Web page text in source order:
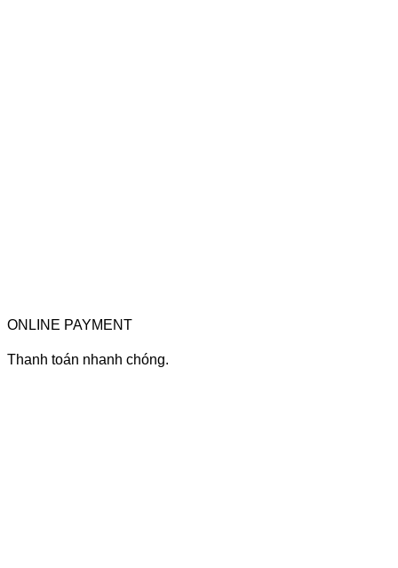
ONLINE PAYMENT
Thanh toán nhanh chóng.